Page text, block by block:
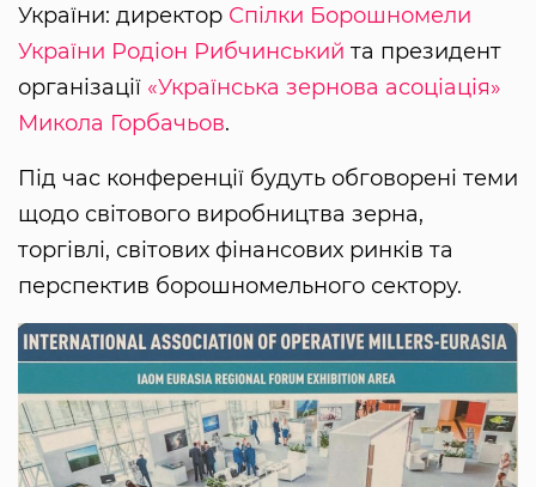
України: директор Спілки Борошномели
України Родіон Рибчинський та президент
організації «Українська зернова асоціація»
Микола Горбачьов.
Під час конференції будуть обговорені теми
щодо світового виробництва зерна,
торгівлі, світових фінансових ринків та
перспектив борошномельного сектору.